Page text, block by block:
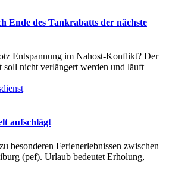
Ende des Tankrabatts der nächste
Entspannung im Nahost-Konflikt? Der
soll nicht verlängert werden und läuft
aufschlägt
besonderen Ferienerlebnissen zwischen
(pef). Urlaub bedeutet Erholung,